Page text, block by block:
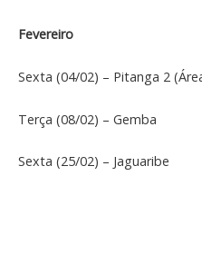
Fevereiro
Sexta (04/02) – Pitanga 2
Terça (08/02) – Gemba
Sexta (25/02) – Jaguaribe